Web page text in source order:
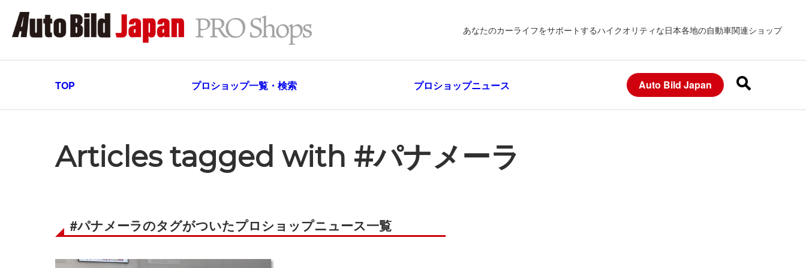
あなたのカーライフをサポートするハイクオリティな日本各地の自動車関連ショップ
TOP プロショップ一覧・検索 プロショップニュース Auto Bild Japan
Articles tagged with #パナメーラ
#パナメーラのタグがついたプロショップニュース一覧